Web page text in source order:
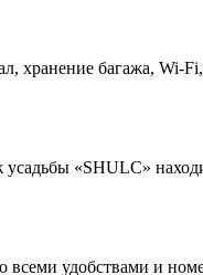
хранение багажа, Wi-
«SHULC»
всеми удобствами и